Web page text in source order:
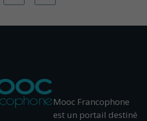
Mooc Francophone
est un portail destiné